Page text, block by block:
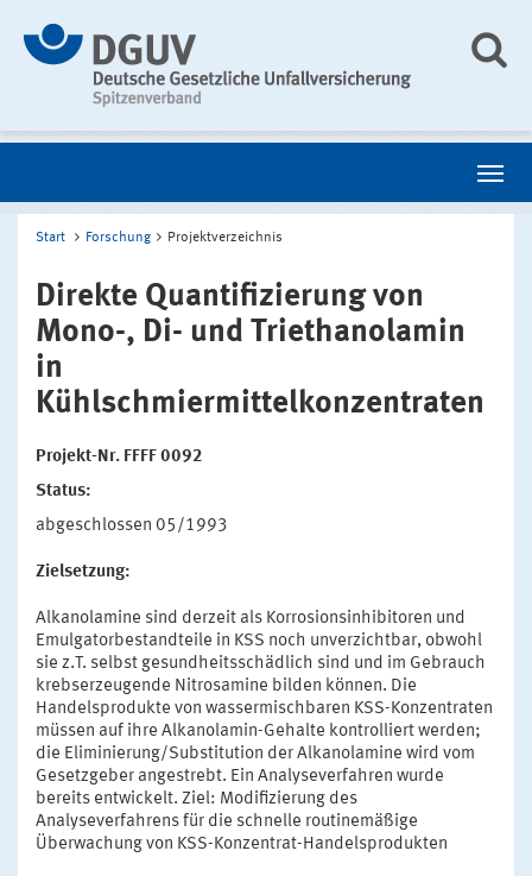
Start Forschung Projektverzeichnis
Direkte Quantifizierung von
Mono-, Di- und Triethanolamin
in
Kühlschmiermittelkonzentraten
Projekt-Nr. FFFF 0092
Status:
abgeschlossen 05/1993
Zielsetzung:
Alkanolamine sind derzeit als Korrosionsinhibitoren und
Emulgatorbestandteile in KSS noch unverzichtbar, obwohl
sie z.T. selbst gesundheitsschädlich sind und im Gebrauch
krebserzeugende Nitrosamine bilden können. Die
Handelsprodukte von wassermischbaren KSS-Konzentraten
müssen auf ihre Alkanolamin-Gehalte kontrolliert werden;
die Eliminierung/Substitution der Alkanolamine wird vom
Gesetzgeber angestrebt. Ein Analyseverfahren wurde
bereits entwickelt. Ziel: Modifizierung des
Analyseverfahrens für die schnelle routinemäßige
Überwachung von KSS-Konzentrat-Handelsprodukten